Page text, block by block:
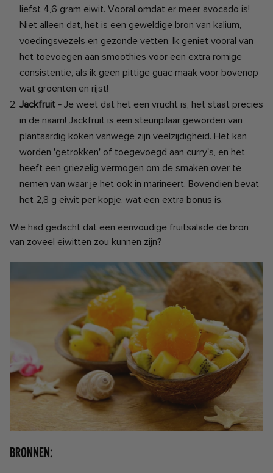
liefst 4,6 gram eiwit. Vooral omdat er meer avocado is!
Niet alleen dat, het is een geweldige bron van kalium,
voedingsvezels en gezonde vetten. Ik geniet vooral van
het toevoegen aan smoothies voor een extra romige
consistentie, als ik geen pittige guac maak voor bovenop
wat groenten en rijst!
Jackfruit - Je weet dat het een vrucht is, het staat precies
in de naam! Jackfruit is een steunpilaar geworden van
plantaardig koken vanwege zijn veelzijdigheid. Het kan
worden 'getrokken' of toegevoegd aan curry's, en het
heeft een griezelig vermogen om de smaken over te
nemen van waar je het ook in marineert. Bovendien bevat
het 2,8 g eiwit per kopje, wat een extra bonus is.
Wie had gedacht dat een eenvoudige fruitsalade de bron
van zoveel eiwitten zou kunnen zijn?
Bronnen: